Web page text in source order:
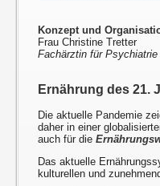
Konzept und
Frau Christine Tretter
Fachärztin für
Ernährung des 21.
Die aktuelle Pandemie
daher in einer
auch für die
Das aktuelle
kulturellen und